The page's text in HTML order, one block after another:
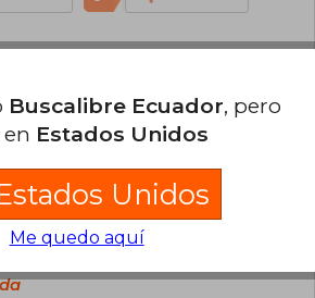
además me encantó su trabajo
Buscalibre Ecuador, pero
Estados Unidos
Unidos
Me quedo aquí